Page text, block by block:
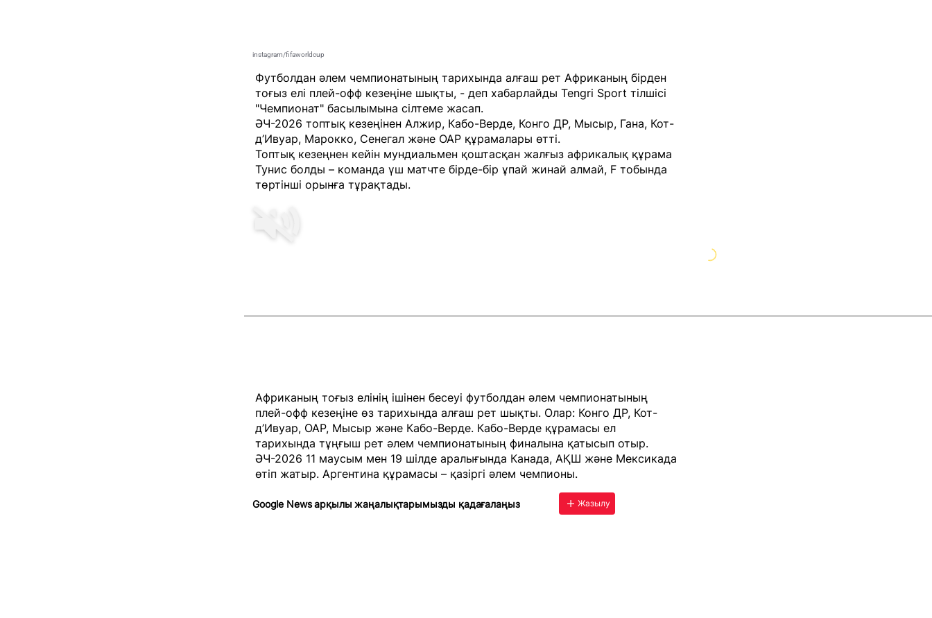
instagram/fifaworldcup
Футболдан әлем чемпионатының тарихында алғаш рет Африканың бірден
тоғыз елі плей-офф кезеңіне шықты, - деп хабарлайды Tengri Sport тілшісі
"Чемпионат" басылымына сілтеме жасап.
ӘЧ-2026 топтық кезеңінен Алжир, Кабо-Верде, Конго ДР, Мысыр, Гана, Кот-
д’Ивуар, Марокко, Сенегал және ОАР құрамалары өтті.
Топтық кезеңнен кейін мундиальмен қоштасқан жалғыз африкалық құрама
Тунис болды – команда үш матчте бірде-бір ұпай жинай алмай, F тобында
төртінші орынға тұрақтады.
Африканың тоғыз елінің ішінен бесеуі футболдан әлем чемпионатының
плей-офф кезеңіне өз тарихында алғаш рет шықты. Олар: Конго ДР, Кот-
д’Ивуар, ОАР, Мысыр және Кабо-Верде. Кабо-Верде құрамасы ел
тарихында тұңғыш рет әлем чемпионатының финалына қатысып отыр.
ӘЧ-2026 11 маусым мен 19 шілде аралығында Канада, АҚШ және Мексикада
өтіп жатыр. Аргентина құрамасы – қазіргі әлем чемпионы.
Google News арқылы жаңалықтарымызды қадағалаңыз Жазылу